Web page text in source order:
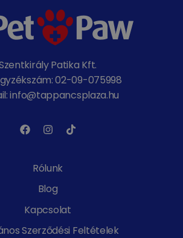
Patika Kft.
02-09-075998
info@tappancsplaza.hu
Rólunk
Blog
Kapcsolat
Szerződési Feltételek